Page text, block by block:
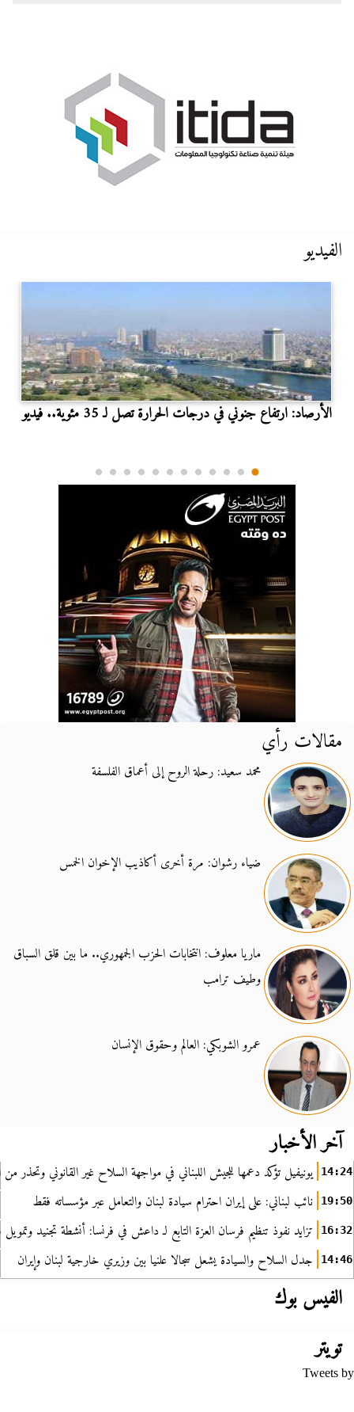
الفيديو
الأرصاد: ارتفاع جنوني في درجات الحرارة تصل لـ 35 مئوية.. فيديو
مقالات رأي
محمد سعيد: رحلة الروح إلى أعماق الفلسفة
ضياء رشوان: مرة أخرى أكاذيب الإخوان الخمس
ماريا معلوف: انتخابات الحزب الجمهوري.. ما بين قلق السباق
وطيف ترامب
عمرو الشوبكي: العالم وحقوق الإنسان
آخر الأخبار
14:24 يونيفيل تؤكد دعمها للجيش اللبناني في مواجهة السلاح غير القانوني وتحذر من
19:50 نائب لبناني: على إيران احترام سيادة لبنان والتعامل عبر مؤسساته فقط
16:32 تزايد نفوذ تنظيم فرسان العزة التابع لـ داعش في فرنسا: أنشطة تجنيد
14:46 جدل السلاح والسيادة يشعل سجالا علنيا بين وزيري خارجية لبنان وإيران
الفيس بوك
تويتر
Tweets by